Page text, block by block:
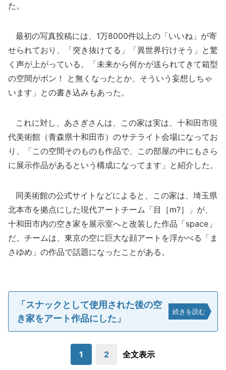
た。
最初の写真投稿には、1万8000件以上の「いいね」が寄
せられており、「突き抜けてる」「異世界行けそう」と驚
く声が上がっている。「未来から何かが送られてきて箱型
の空間がボン！ と無くなったとか、そういう妄想しちゃ
います」との書き込みもあった。
これに対し、あさぎさんは、この家は実は、十和田市現
代美術館（青森県十和田市）のサテライト会場になってお
り、「この空間そのものも作品で、この部屋の中にもさら
に展示作品があるという構成になってます」と紹介した。
同美術館の公式サイトなどによると、この家は、埼玉県
北本市を拠点にした現代アートチーム「目［m?］」が、
十和田市内の空き家を展示室へと改装した作品「space」
だ。チームは、東京の空に巨大な顔アートを浮かべる「ま
さゆめ」の作品で話題になったことがある。
「スナックとして使用された後の空
き家をアート作品にした」
続きを読む
1 2 全文表示